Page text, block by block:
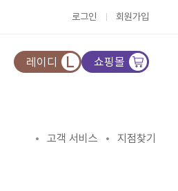
로그인 회원가입
레이디 쇼핑몰
고객 서비스 지점찾기